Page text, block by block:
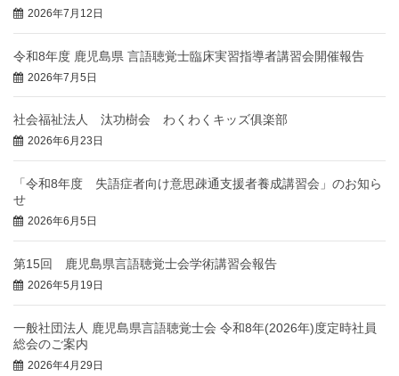
2026年7月12日
令和8年度 鹿児島県 言語聴覚士臨床実習指導者講習会開催報告
2026年7月5日
社会福祉法人 汰功樹会 わくわくキッズ俱楽部
2026年6月23日
「令和8年度 失語症者向け意思疎通支援者養成講習会」のお知ら
せ
2026年6月5日
第15回 鹿児島県言語聴覚士会学術講習会報告
2026年5月19日
一般社団法人 鹿児島県言語聴覚士会 令和8年(2026年)度定時社員
総会のご案内
2026年4月29日